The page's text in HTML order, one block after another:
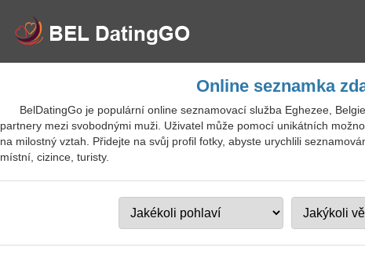
Online seznamka
BelDatingGo je populární online seznamovací služba Eghezee,
partnery mezi svobodnými muži. Uživatel může pomocí unikátních
na milostný vztah. Přidejte na svůj profil fotky, abyste urychlili
místní, cizince, turisty.